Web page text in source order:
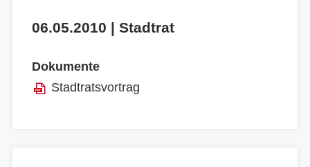
06.05.2010 | Stadtrat
Dokumente
Stadtratsvortrag